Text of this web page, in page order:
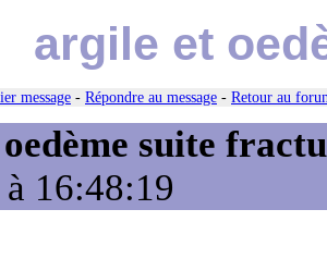
argile et
message - Répondre au message - Retour au
suite
16:48:19